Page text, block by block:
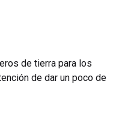
de tierra para los
de dar un poco de